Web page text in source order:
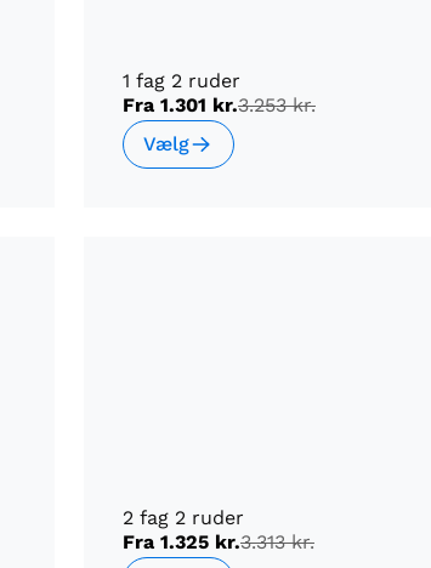
1 fag 2 ruder
Fra 1.301 kr.3.253 kr.
Vælg
2 fag 2 ruder
Fra 1.325 kr.3.313 kr.